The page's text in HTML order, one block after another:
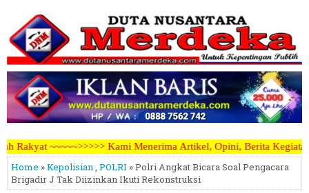
Artikel, Opini, Berita Kegiatan, Iklan Pariwara dapat
Home »Kepolisian, POLRI » Polri Angkat Bicara Soal Pengacara
Brigadir J Tak Diizinkan Ikuti Rekonstruksi